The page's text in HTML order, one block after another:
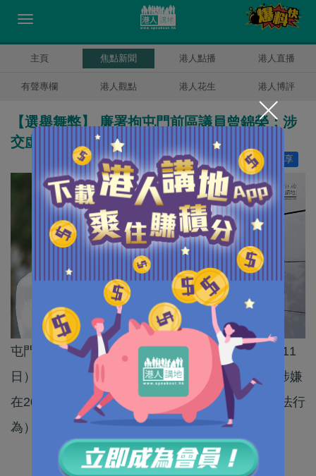
主頁 焦點新聞 港人點播 港人直播
有聲專欄 港人觀點 港人花生 港人博評
【選舉舞弊】 廉署拘屯門前區議員曾錦榮：涉
交虛假申報書詐騙選舉開支
分享
讚好 11
屯門龍門區前議員曾錦榮的Facebook專頁前日（11
日）表示，當天早上被廉政公署上門拘捕，被指涉嫌
在2020年立法會選舉之中違反《選舉（舞弊及非法行
為）條例》。